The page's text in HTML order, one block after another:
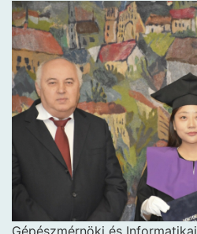
Gépészmérnöki és Informatikai